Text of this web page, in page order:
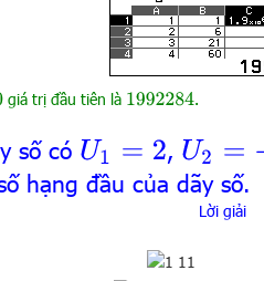
giá trị đầu tiên là 1992284 .
số có U1 =2 , U2=−3
hạng đầu của dãy số.
Lời giải